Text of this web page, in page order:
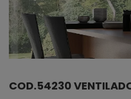
COD.54230